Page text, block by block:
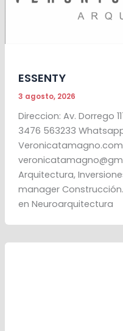
ESSENTY
3 agosto, 2026
Direccion: Av. Dorrego
3476 563233
Veronicatamagno.com
Arquitectura,
manager Construcción.
en Neuroarquitectura